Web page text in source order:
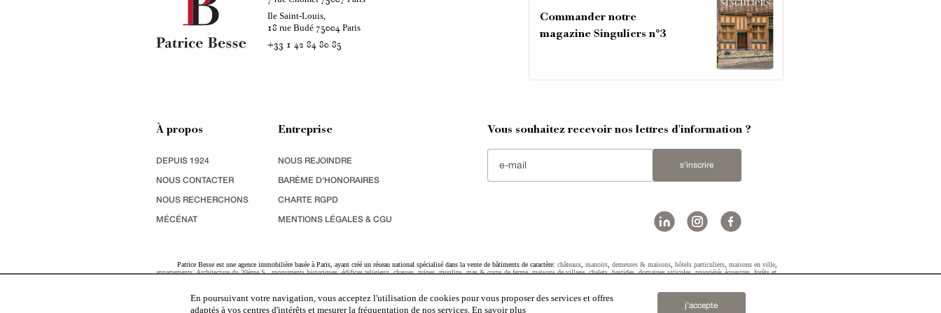
Ile Saint-Louis,
18 rue Budé 75004Paris
+33 1 42 84 80 85
Commander notre
magazine Singuliers n°3
À propos
DEPUIS 1924
NOUS CONTACTER
NOUS RECHERCHONS
MÉCÉNAT
Entreprise
NOUS REJOINDRE
BARÈME D'HONORAIRES
CHARTE RGPD
MENTIONS LÉGALES & CGU
Vous souhaitez recevoir nos lettres d'information ?
s'inscrire
Patrice Besse est une agence immobilière basée à Paris, ayant créé un réseau national spécialisé dans la vente de bâtiments de caractère: châteaux manoirs demeures & maisons hôtels particuliers maisons en ville
appartements,Architecture du 20ème S.,monuments historiques,édifices religieux,chasses,ruines,moulins,mas & corps de ferme,maisons de village,chalets,bastides,domaines viticoles,propriétés équestres,forêts et
En poursuivant votre navigation, vous acceptez l'utilisation de cookies pour vous proposer des services et offres
adaptés à vos centres d'intérêts et mesurer la fréquentation de nos services. En savoir plus j’accepte